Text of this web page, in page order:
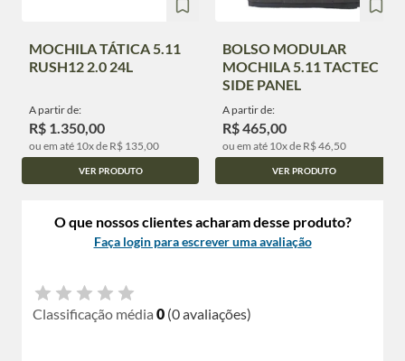
MOCHILA TÁTICA 5.11
RUSH12 2.0 24L
A partir de:
R$ 1.350,00
ou em até 10x de R$ 135,00
VER PRODUTO
BOLSO MODULAR
MOCHILA 5.11 TACTEC
SIDE PANEL
A partir de:
R$ 465,00
ou em até 10x de R$ 46,50
VER PRODUTO
O que nossos clientes acharam desse produto?
Faça login para escrever uma avaliação
Classificação média 0 (0 avaliações)